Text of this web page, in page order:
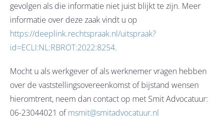
gevolgen als die informatie niet juist blijkt te zijn. Meer
informatie over deze zaak vindt u op
https://deeplink.rechtspraak.nl/uitspraak?
id=ECLI:NL:RBROT:2022:8254.
Mocht u als werkgever of als werknemer vragen hebben
over de vaststellingsovereenkomst of bijstand wensen
hieromtrent, neem dan contact op met Smit Advocatuur:
06-23044021 ofmsmit@smitadvocatuur.nl